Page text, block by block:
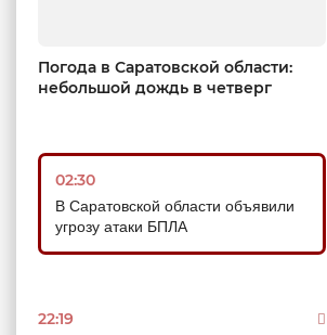
Погода в Саратовской области:
небольшой дождь в четверг
02:30
В Саратовской области объявили
угрозу атаки БПЛА
22:19